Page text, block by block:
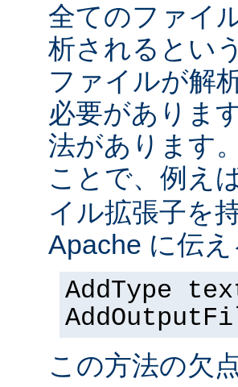
全てのファイ
析されるとい
ファイルが解
必要がありま
法があります
ことで、例え
イル拡張子を
Apache に伝
AddType
この方法の欠